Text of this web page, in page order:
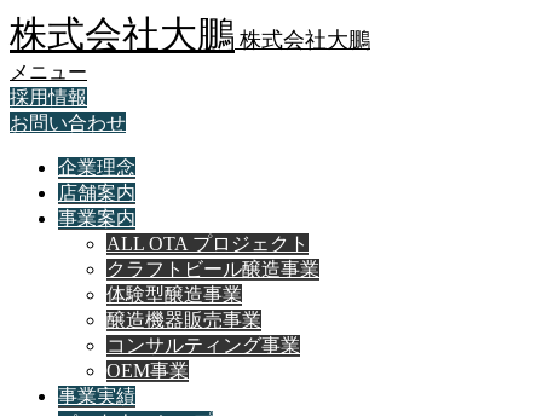
株式会社大鵬 株式会社大鵬
メニュー
採用情報
お問い合わせ
企業理念
店舗案内
事業案内
ALL OTA プロジェクト
クラフトビール醸造事業
体験型醸造事業
醸造機器販売事業
コンサルティング事業
OEM事業
事業実績